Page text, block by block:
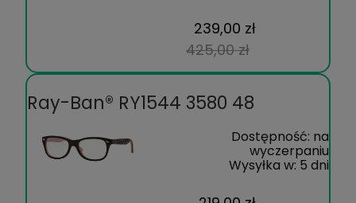
239,00 zł
425,00 zł
Ray-Ban® RY1544 3580 48
Dostępność: na
wyczerpaniu
Wysyłka w: 5 dni